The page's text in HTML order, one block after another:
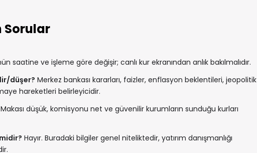
Sorular
saatine ve işleme göre değişir; canlı kur ekranından anlık bakılmalıdır.
düşer? Merkez bankası kararları, faizler, enflasyon beklentileri, jeopolitik
hareketleri belirleyicidir.
Makası düşük, komisyonu net ve güvenilir kurumların sunduğu kurları
Hayır. Buradaki bilgiler genel niteliktedir, yatırım danışmanlığı